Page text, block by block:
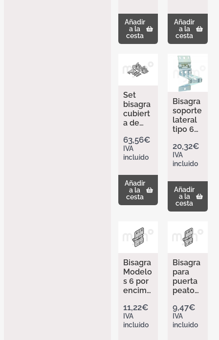
309491
8
Añadir
a la
cesta
Hörma
nn
309492
0
Añadir
a la
cesta
Set
bisagra
cubiert
a de
nn
309514
1
63,56€
IVA
incluido
Añadir
a la
cesta
Bisagra
soporte
lateral
tipo 6
Hörma
nn
309358
20,32€
IVA
incluido
Añadir
a la
cesta
Bisagra
Modelo
s 6 por
encima
puerta
peaton
al
11,22€
IVA
incluido
Bisagra
para
puerta
peaton
incorpo
rada de
Hörma
9,47€
IVA
incluido